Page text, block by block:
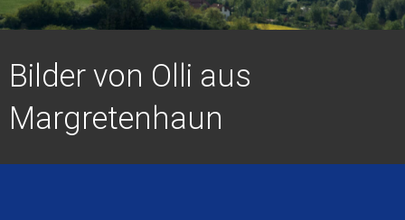
Bilder von Olli aus
Margretenhaun